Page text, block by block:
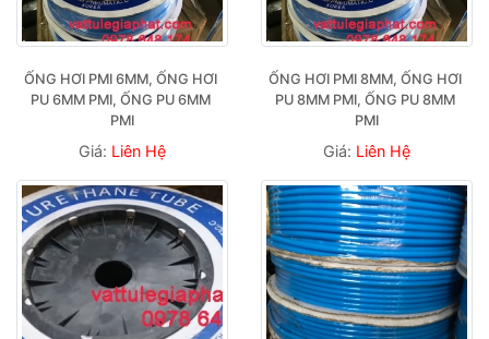
ỐNG HƠI PMI 6MM, ỐNG HƠI
PU 6MM PMI, ỐNG PU 6MM
PMI
Giá: Liên Hệ
ỐNG HƠI PMI 8MM, ỐNG HƠI
PU 8MM PMI, ỐNG PU 8MM
PMI
Giá: Liên Hệ